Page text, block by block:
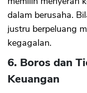
dalam berusaha.
justru berpeluang
kegagalan.
6. Boros dan
Keuangan